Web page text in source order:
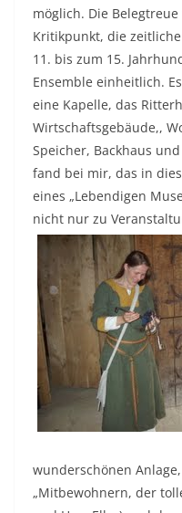
möglich. Die
Kritikpunkt, die
11. bis zum 15.
Ensemble einheitlich.
eine Kapelle, das
Wirtschaftsgebäude,,
Speicher, Backhaus
fand bei mir, das in
eines „Lebendigen
nicht nur zu
wunderschönen
„Mitbewohnern, der